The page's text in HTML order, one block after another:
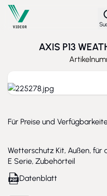
Direkt zum Inhalt
AXIS P13
Wetterschutz Kit, Außen, für
E Serie, Zubehörteil
Für Preise und
Datenblatt